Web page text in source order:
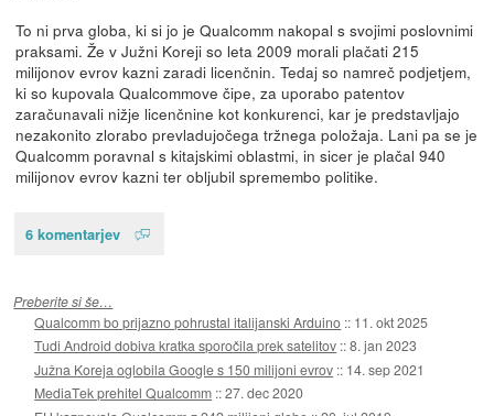
To ni prva globa, ki si jo je Qualcomm nakopal s svojimi poslovnimi
praksami. Že v Južni Koreji so leta 2009 morali plačati 215
milijonov evrov kazni zaradi licenčnin. Tedaj so namreč podjetjem,
ki so kupovala Qualcommove čipe, za uporabo patentov
zaračunavali nižje licenčnine kot konkurenci, kar je predstavljajo
nezakonito zlorabo prevladujočega tržnega položaja. Lani pa se je
Qualcomm poravnal s kitajskimi oblastmi, in sicer je plačal 940
milijonov evrov kazni ter obljubil spremembo politike.
6 komentarjev
Preberite si še…
Qualcomm bo prijazno pohrustal italijanski Arduino :: 11. okt 2025
Tudi Android dobiva kratka sporočila prek satelitov ::8. jan 2023
Južna Koreja oglobila Google s 150 milijoni evrov :: 14. sep 2021
MediaTek prehitel Qualcomm ::27. dec 2020